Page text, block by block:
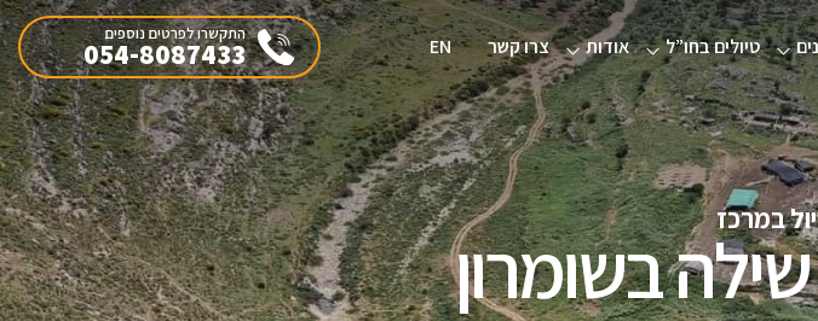
טיולים בחו”ל אודות צרו קשר EN
התקשרו לפרטים נוספים
054-8087433
במרכז
בשומרון